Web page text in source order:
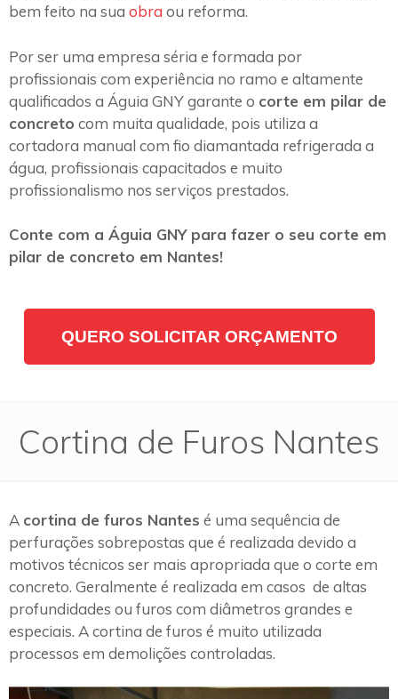
bem feito na sua obra ou reforma.
Por ser uma empresa séria e formada por
profissionais com experiência no ramo e altamente
qualificados a Águia GNY garante o corte em pilar de
concreto com muita qualidade, pois utiliza a
cortadora manual com fio diamantada refrigerada a
água, profissionais capacitados e muito
profissionalismo nos serviços prestados.
Conte com a Águia GNY para fazer o seu corte em
pilar de concreto em Nantes!
QUERO SOLICITAR ORÇAMENTO
Cortina de Furos Nantes
A cortina de furos Nantes é uma sequência de
perfurações sobrepostas que é realizada devido a
motivos técnicos ser mais apropriada que o corte em
concreto. Geralmente é realizada em casos de altas
profundidades ou furos com diâmetros grandes e
especiais. A cortina de furos é muito utilizada
processos em demolições controladas.